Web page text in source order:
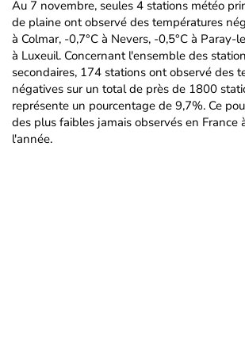
Au 7 novembre, seules 4 stations météo
de plaine ont observé des températures
à Colmar, -0,7°C à Nevers, -0,5°C à Paray-
à Luxeuil. Concernant l'ensemble des
secondaires, 174 stations ont observé des
négatives sur un total de près de 1800
représente un pourcentage de 9,7%. Ce
des plus faibles jamais observés en France
l'année.